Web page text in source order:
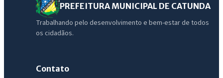
PREFEITURA MUNICIPAL DE CATUNDA
Trabalhando pelo desenvolvimento e bem-estar de todos
os cidadãos.
Contato